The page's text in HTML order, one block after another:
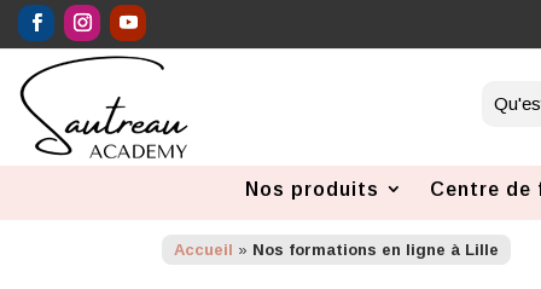
Nos produits Centre de
Accueil » Nos formations en ligne à Lille